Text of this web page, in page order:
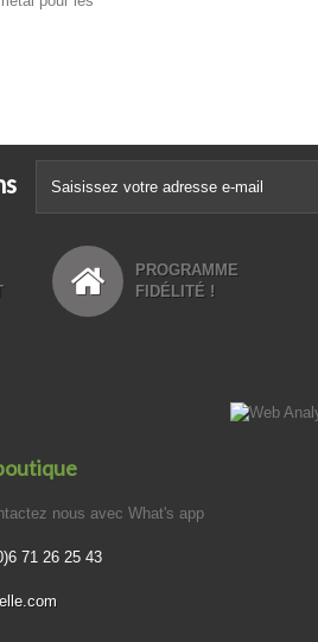
PROGRAMME
FIDÉLITÉ !
nous avec What's app
71 26 25 43